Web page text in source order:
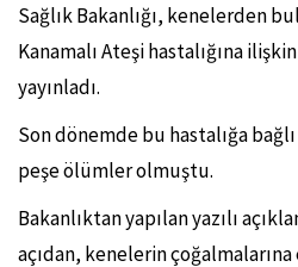
Sağlık Bakanlığı, kenelerden
Kanamalı Ateşi hastalığına
yayınladı.
Son dönemde bu hastalığa
peşe ölümler olmuştu.
Bakanlıktan yapılan yazılı
açıdan, kenelerin